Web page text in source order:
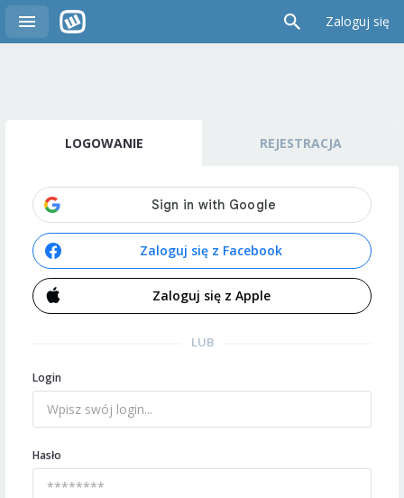
Zaloguj się
LOGOWANIE REJESTRACJA
Zaloguj się z Facebook
Zaloguj się z Apple
LUB
Login
Hasło